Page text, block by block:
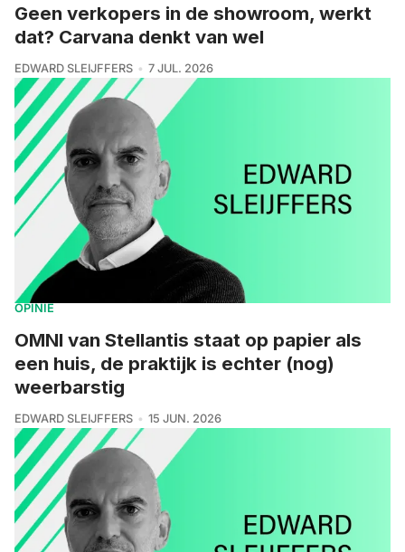
Geen verkopers in de showroom, werkt
dat? Carvana denkt van wel
EDWARD SLEIJFFERS 7 JUL. 2026
OPINIE
OMNI van Stellantis staat op papier als
een huis, de praktijk is echter (nog)
weerbarstig
EDWARD SLEIJFFERS 15 JUN. 2026